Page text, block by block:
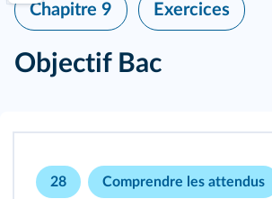
Chapitre 9 Exercices
Objectif Bac
28 Comprendre les attendus